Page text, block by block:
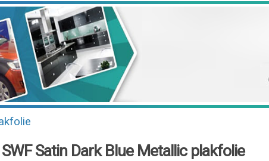
Satin Dark Blue Metallic plakfolie